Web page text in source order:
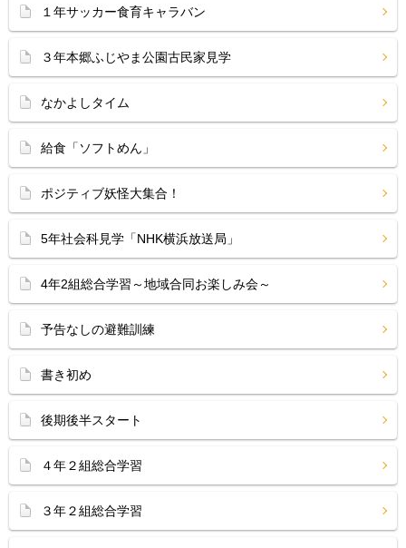
１年サッカー食育キャラバン
３年本郷ふじやま公園古民家見学
なかよしタイム
給食「ソフトめん」
ポジティブ妖怪大集合！
5年社会科見学「NHK横浜放送局」
4年2組総合学習～地域合同お楽しみ会～
予告なしの避難訓練
書き初め
後期後半スタート
４年２組総合学習
３年２組総合学習